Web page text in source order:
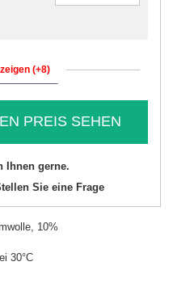
(+8)
PREIS SEHEN
Ihnen gerne.
Sie eine Frage
10%
30°C